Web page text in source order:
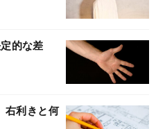
的な差
右利きと何